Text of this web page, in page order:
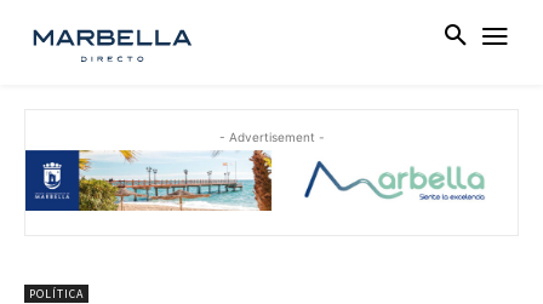
- Advertisement -
POLÍTICA